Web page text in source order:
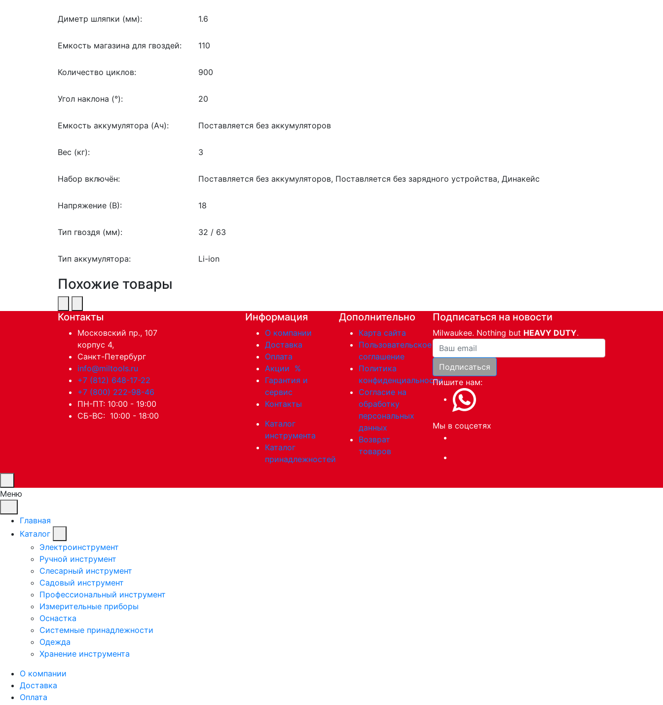
Диметр шляпки (мм): 1.6
Емкость магазина для гвоздей: 110
Количество циклов: 900
Угол наклона (°): 20
Емкость аккумулятора (Ач): Поставляется без аккумуляторов
Вес (кг): 3
Набор включён: Поставляется без аккумуляторов, Поставляется без зарядного устройства, Динакейс
Напряжение (В): 18
Тип гвоздя (мм): 32 / 63
Тип аккумулятора: Li-ion
Похожие товары
Контакты
Московский пр., 107
корпус 4,
Санкт-Петербург
info@miltools.ru
+7 (812) 648-17-22
+7 (800) 222-98-46
ПН-ПТ: 10:00 - 19:00
СБ-ВС: 10:00 - 18:00
Информация
О компании
Доставка
Оплата
Акции %
Гарантия и
сервис
Контакты
Каталог
инструмента
Каталог
принадлежностей
Дополнительно
Карта сайта
Пользовательское
соглашение
Политика
конфиденциальности
Согласие на
обработку
персональных
данных
Возврат
товаров
Подписаться на новости
Milwaukee. Nothing but HEAVY DUTY.
Ваша почта
Подписаться
Пишите нам:
Мы в соцсетях
Меню
Главная
Каталог
Электроинструмент
Ручной инструмент
Слесарный инструмент
Садовый инструмент
Профессиональный инструмент
Измерительные приборы
Оснастка
Системные принадлежности
Одежда
Хранение инструмента
О компании
Доставка
Оплата